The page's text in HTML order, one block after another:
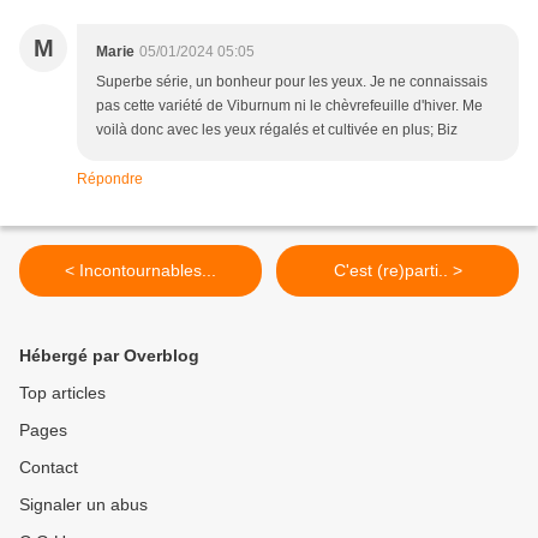
M Marie 05/01/2024 05:05
Superbe série, un bonheur pour les yeux. Je ne connaissais
pas cette variété de Viburnum ni le chèvrefeuille d'hiver. Me
voilà donc avec les yeux régalés et cultivée en plus; Biz
Répondre
< Incontournables... C'est (re)parti.. >
Hébergé par Overblog
Top articles
Pages
Contact
Signaler un abus